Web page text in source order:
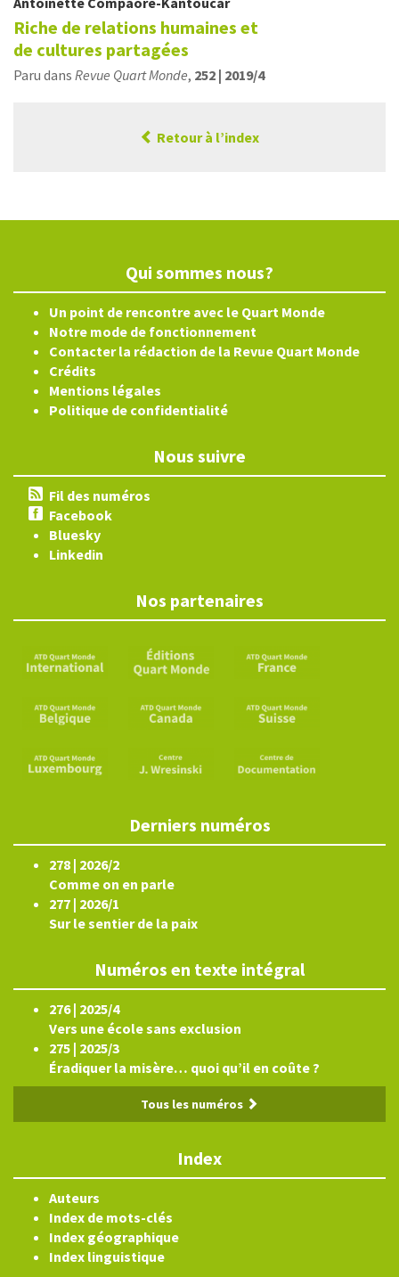
Riche de relations humaines et
de cultures partagées
Paru dans Revue Quart Monde, 252 | 2019/4
Retour à l’index
Qui sommes nous?
Un point de rencontre avec le Quart Monde
Notre mode de fonctionnement
Contacter la rédaction de la Revue Quart Monde
Crédits
Mentions légales
Politique de confidentialité
Nous suivre
Fil des numéros
Facebook
Bluesky
Linkedin
Nos partenaires
Derniers numéros
278 | 2026/2
Comme on en parle
277 | 2026/1
Sur le sentier de la paix
Numéros en texte intégral
276 | 2025/4
Vers une école sans exclusion
275 | 2025/3
Éradiquer la misère… quoi qu’il en coûte ?
Tous les numéros
Index
Auteurs
Index de mots-clés
Index géographique
Index linguistique